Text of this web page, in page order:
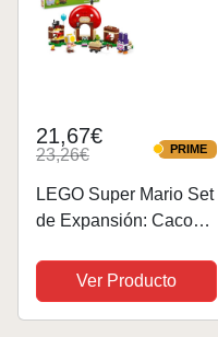
21,67€
23,26€ PRIME
PRIME
LEGO Super Mario Set
de Expansión: Caco
de Toad Juguete
Coleccionable con 2
Personajes de
Ver Producto